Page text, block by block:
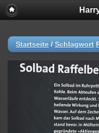
Startseite / Schlagwort